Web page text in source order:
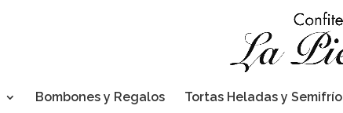
Bombones y Regalos Tortas Heladas y Semifrío